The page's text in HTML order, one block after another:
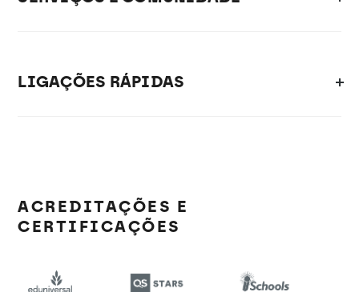
LIGAÇÕES RÁPIDAS
ACREDITAÇÕES E
CERTIFICAÇÕES